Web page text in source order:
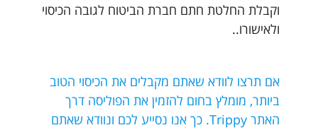
וקבלת החלטת חתם חברת הביטוח לגובה הכיסוי
ולאישורו..
אם תרצו לוודא שאתם מקבלים את הכיסוי הטוב
ביותר, מומלץ בחום להזמין את הפוליסה דרך
האתר Trippy. כך אנו נסייע לכם ונוודא שאתם